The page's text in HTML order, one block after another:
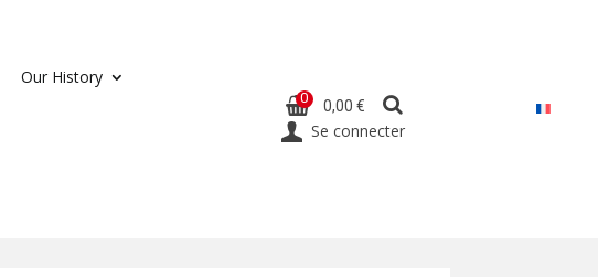
Our History
0 0,00 €
Se connecter